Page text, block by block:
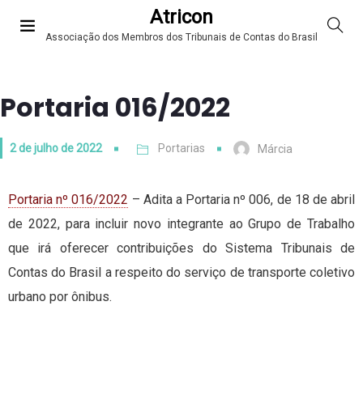
Atricon
Associação dos Membros dos Tribunais de Contas do Brasil
Portaria 016/2022
2 de julho de 2022 Portarias Márcia
Portaria nº 016/2022 – Adita a Portaria nº 006, de 18 de abril
de 2022, para incluir novo integrante ao Grupo de Trabalho
que irá oferecer contribuições do Sistema Tribunais de
Contas do Brasil a respeito do serviço de transporte coletivo
urbano por ônibus.